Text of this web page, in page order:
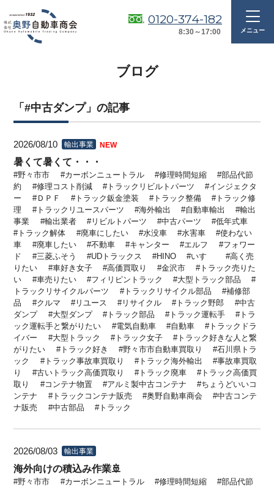
0120-374-182
8:30～17:00
ブログ
「#中古ダンプ」の記事
2026/08/10 輸出事業 NEW
暑くて暑くて・・・
野々市市 カーボンニュートラル 修理時間短縮
部品代節
約
修理コスト削減 トラックリビルトパーツ
インジェクタ
ー
ＤＰＦ トラック鈑金塗装 トラック整備
トラック修
理
トラックリユースパーツ 海外輸出 自動車輸出
輸出
事業
輸出業者 リビルトパーツ 中古パーツ
低年式車
トラック解体
廃車にしたい 水没車 水害車
使わない
車
廃車したい 不動車 キャンター エルフ
フォワー
ド
三菱ふそう UDトラックス HINO いすゞ
高く売
りたい
車好き女子 高価買取り 金沢市
トラック売りた
い
車売りたい フィリピントラック
大型トラック部品
トラックリサイクルパーツ
トラックリサイクル部品
補修部
品
クルマ リユース リサイクル トラック野郎
中古
ダンプ
大型ダンプ トラック部品 トラック運転手
トラ
ック運転手と繋がりたい
電気自動車 自動車
トラックドラ
イバー
大型トラック トラック女子
トラック好きな人と繋
がりたい
トラック好き 野々市市自動車買取り
石川県トラ
ック
トラック事故車買取り トラック海外輸出
事故車買取
り
古いトラック高価買取り トラック廃車
トラック高価買
取り
コンテナ物置 アルミ製中古コンテナ
ちょうどいいコ
ンテナ
トラックコンテナ販売 奥野自動車商会
中古コンテ
ナ販売
中古部品 トラック
2026/08/03 輸出事業
海外向けの積込み作業🚢
野々市市 カーボンニュートラル 修理時間短縮
部品代節